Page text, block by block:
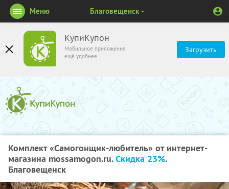
КупиКупон
Мобильное приложение
ещё удобнее
Загрузить
Меню Благовещенск
Комплект «Самогонщик-любитель» от интернет-
магазина mossamogon.ru.Скидка 23%.
Благовещенск